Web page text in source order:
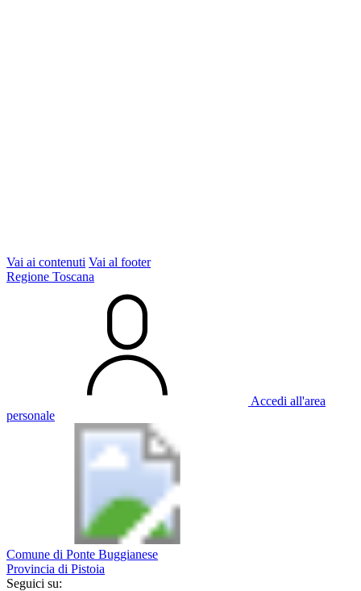
Vai ai contenuti Vai al footer
Regione Toscana
Accedi all'area
personale
Comune di Ponte Buggianese
Provincia di Pistoia
Seguici su: